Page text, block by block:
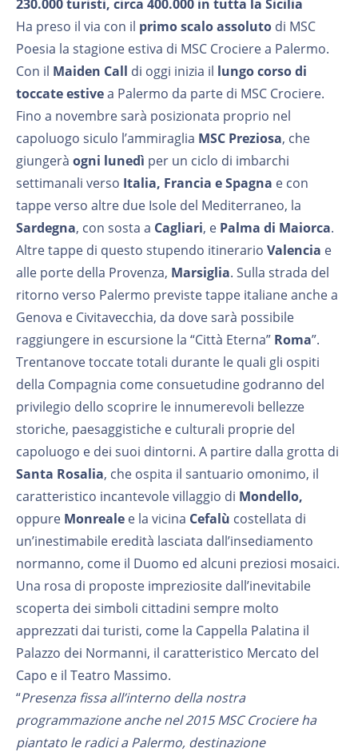
230.000 turisti, circa 400.000 in tutta la Sicilia
Ha preso il via con il primo scalo assoluto di MSC
Poesia la stagione estiva di MSC Crociere a Palermo.
Con il Maiden Call di oggi inizia il lungo corso di
toccate estivea Palermo da parte di MSC Crociere.
Fino a novembre sarà posizionata proprio nel
capoluogo siculo l’ammiraglia MSC Preziosa, che
giungerà ogni lunedì per un ciclo di imbarchi
settimanali verso Italia, Francia e Spagna e con
tappe verso altre due Isole del Mediterraneo, la
Sardegna, con sosta a Cagliari, e Palma di Maiorca.
Altre tappe di questo stupendo itinerario Valencia e
alle porte della Provenza, Marsiglia. Sulla strada del
ritorno verso Palermo previste tappe italiane anche a
Genova e Civitavecchia, da dove sarà possibile
raggiungere in escursione la “Città Eterna” Roma”.
Trentanove toccate totali durante le quali gli ospiti
della Compagnia come consuetudine godranno del
privilegio dello scoprire le innumerevoli bellezze
storiche, paesaggistiche e culturali proprie del
capoluogo e dei suoi dintorni. A partire dalla grotta di
Santa Rosalia, che ospita il santuario omonimo, il
caratteristico incantevole villaggio di Mondello,
oppure Monreale e la vicina Cefalù costellata di
un’inestimabile eredità lasciata dall’insediamento
normanno, come il Duomo ed alcuni preziosi mosaici.
Una rosa di proposte impreziosite dall’inevitabile
scoperta dei simboli cittadini sempre molto
apprezzati dai turisti, come la Cappella Palatina il
Palazzo dei Normanni, il caratteristico Mercato del
Capo e il Teatro Massimo.
“Presenza fissa all’interno della nostra
programmazione anche nel 2015 MSC Crociere ha
piantato le radici a Palermo, destinazione